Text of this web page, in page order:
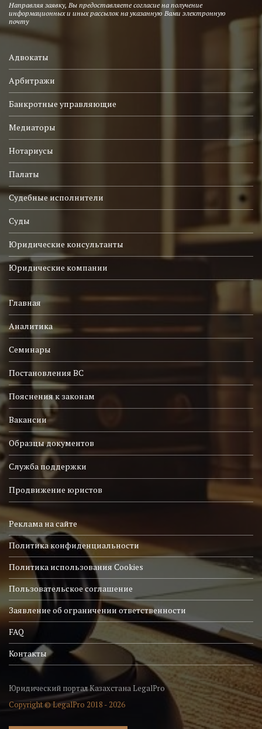
Направляя заявку, Вы предоставляете согласие на получение
информационных и иных рассылок на указанную Вами электронную
почту
Адвокаты
Арбитражи
Банкротные управляющие
Медиаторы
Нотариусы
Палаты
Судебные исполнители
Суды
Юридические консультанты
Юридические компании
Главная
Аналитика
Семинары
Постановления ВС
Пояснения к законам
Вакансии
Образцы документов
Служба поддержки
Продвижение юристов
Реклама на сайте
Политика конфиденциальности
Политика использования Cookies
Пользовательское соглашение
Заявление об ограничении ответственности
FAQ
Контакты
Юридический портал Казахстана LegalPro
Copyright © LegalPro 2018 - 2026